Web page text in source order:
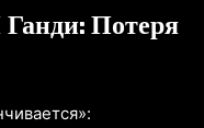
Потеря